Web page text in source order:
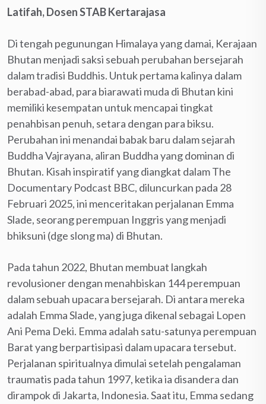
Latifah, Dosen STAB Kertarajasa
Di tengah pegunungan Himalaya yang damai, Kerajaan
Bhutan menjadi saksi sebuah perubahan bersejarah
dalam tradisi Buddhis. Untuk pertama kalinya dalam
berabad-abad, para biarawati muda di Bhutan kini
memiliki kesempatan untuk mencapai tingkat
penahbisan penuh, setara dengan para biksu.
Perubahan ini menandai babak baru dalam sejarah
Buddha Vajrayana, aliran Buddha yang dominan di
Bhutan. Kisah inspiratif yang diangkat dalam The
Documentary Podcast BBC, diluncurkan pada 28
Februari 2025, ini menceritakan perjalanan Emma
Slade, seorang perempuan Inggris yang menjadi
bhiksuni (dge slong ma) di Bhutan.
Pada tahun 2022, Bhutan membuat langkah
revolusioner dengan menahbiskan 144 perempuan
dalam sebuah upacara bersejarah. Di antara mereka
adalah Emma Slade, yang juga dikenal sebagai Lopen
Ani Pema Deki. Emma adalah satu-satunya perempuan
Barat yang berpartisipasi dalam upacara tersebut.
Perjalanan spiritualnya dimulai setelah pengalaman
traumatis pada tahun 1997, ketika ia disandera dan
dirampok di Jakarta, Indonesia. Saat itu, Emma sedang